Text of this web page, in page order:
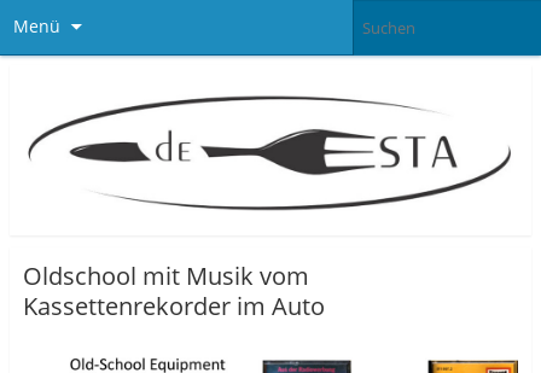
Menü
Oldschool mit Musik vom
Kassettenrekorder im Auto